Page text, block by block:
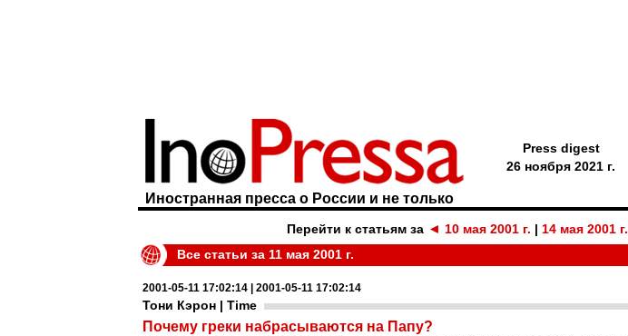
Иностранная пресса о России и не только
Press digest
26 ноября 2021 г.
Перейти к статьям за ◄ 10 мая 2001 г. | 14 мая 2001 г.
Все статьи за 11 мая 2001 г.
2001-05-11 17:02:14 | 2001-05-11 17:02:14
Тони Кэрон | Time
Почему греки набрасываются на Папу?